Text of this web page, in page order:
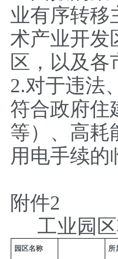
业有序转移
术产业开发
区，以及
2.对于违法
符合政府住
等）、高耗
用电手续的
附件2
工业园
园区名称 所